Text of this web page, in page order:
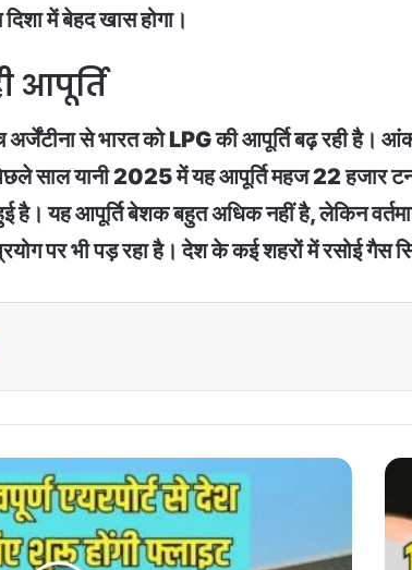
में बेहद खास होगा।
आपूर्ति
से भारत को LPG की आपूर्ति बढ़ रही है।
साल यानी 2025 में यह आपूर्ति महज 22 हजार
है। यह आपूर्ति बेशक बहुत अधिक नहीं है, लेकिन
पर भी पड़ रहा है। देश के कई शहरों में रसोई गैस
New
Tax